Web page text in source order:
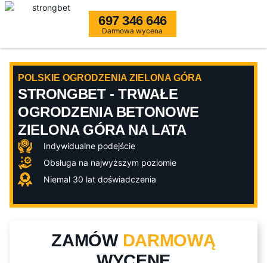
697 346 646
Darmowa wycena
POLSKIE OGRODZENIA ZIELONA GÓRA
STRONGBET - TRWAŁE
OGRODZENIA BETONOWE
ZIELONA GÓRA NA LATA
Indywidualne podejście
Obsługa na najwyższym poziomie
Niemal 30 lat doświadczenia
ZAMÓW DARMOWĄ